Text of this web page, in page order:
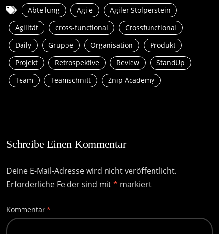
Abteilung Agile
Agiler Stolperstein
Agilität
cross-functional
Crossfunctional
Daily
Gruppe Organisation
Produkt
Projekt
Retrospektive Review
StandUp
Team
Teamschnitt Znip Academy
Schreibe Einen Kommentar
Deine E-Mail-Adresse wird nicht veröffentlicht.
Erforderliche Felder sind mit* markiert
Kommentar*